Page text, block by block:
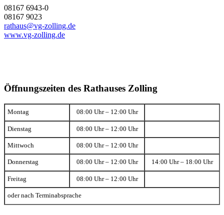
08167 6943-0
08167 9023
rathaus@vg-zolling.de
www.vg-zolling.de
Öffnungszeiten des Rathauses Zolling
Montag 08:00 Uhr – 12:00 Uhr
Dienstag 08:00 Uhr – 12:00 Uhr
Mittwoch 08:00 Uhr – 12:00 Uhr
Donnerstag 08:00 Uhr – 12:00 Uhr 14:00 Uhr – 18:00 Uhr
Freitag 08:00 Uhr – 12:00 Uhr
oder nach Terminabsprache